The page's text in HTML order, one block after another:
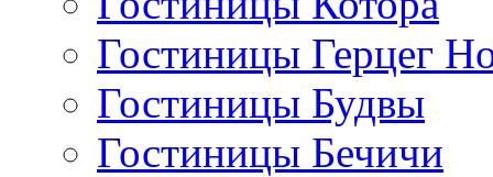
Гостиницы Герцег
Гостиницы Будвы
Гостиницы Бечичи